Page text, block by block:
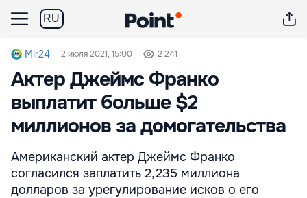
RU
Mir24 2 июля 2021, 15:00 2 241
Актер Джеймс Франко
выплатит больше $2
миллионов за домогательства
Американский актер Джеймс Франко
согласился заплатить 2,235 миллиона
долларов за урегулирование исков о его